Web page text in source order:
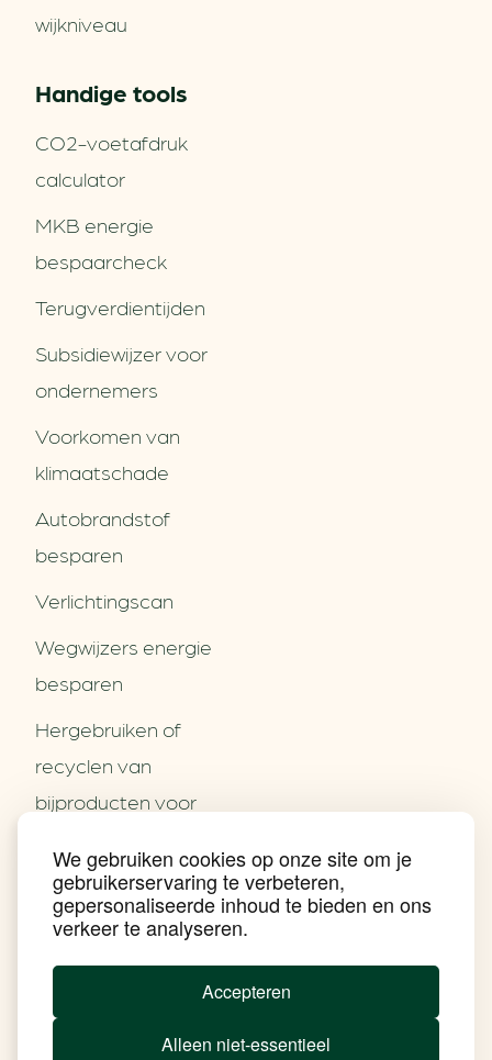
We gebruiken cookies op onze site om je
gebruikerservaring te verbeteren,
gepersonaliseerde inhoud te bieden en ons
verkeer te analyseren.
Accepteren
Alleen niet-essentieel
Partners
Contact
Nieuws
Praktijkverhalen
Events
Nieuwsbrief
Achtergrond klimaatverandering
Beprijzing van CO2
Verduurzamen bedrijventerrein
wijkniveau
Handige tools
CO2-voetafdruk
calculator
MKB energie
bespaarcheck
Terugverdien­tijden
Subsidiewijzer voor
ondernemers
Voorkomen van
klimaatschade
Autobrandstof
besparen
Verlichtingscan
Wegwijzers energie
besparen
Hergebruiken of
recyclen van
bijproducten voor
Energie besparen op
uw PC